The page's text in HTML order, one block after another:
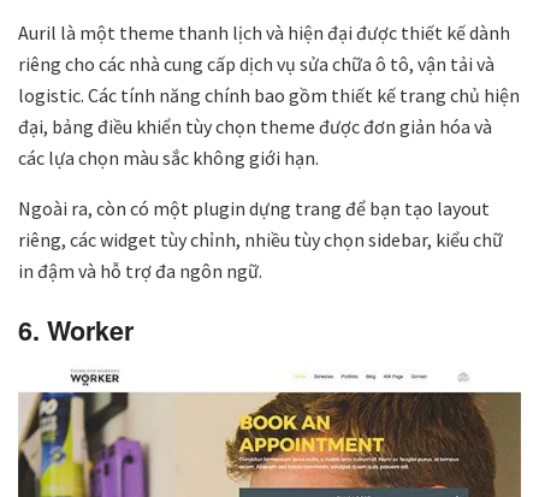
Auril là một theme thanh lịch và hiện đại được thiết kế dành
riêng cho các nhà cung cấp dịch vụ sửa chữa ô tô, vận tải và
logistic. Các tính năng chính bao gồm thiết kế trang chủ hiện
đại, bảng điều khiển tùy chọn theme được đơn giản hóa và
các lựa chọn màu sắc không giới hạn.
Ngoài ra, còn có một plugin dựng trang để bạn tạo layout
riêng, các widget tùy chỉnh, nhiều tùy chọn sidebar, kiểu chữ
in đậm và hỗ trợ đa ngôn ngữ.
6. Worker